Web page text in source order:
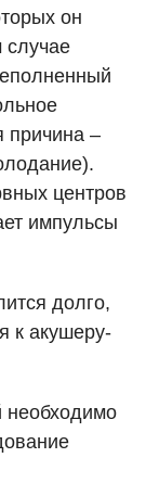
он
случае
причина –
центров
импульсы
долго,
к акушеру-
необходимо